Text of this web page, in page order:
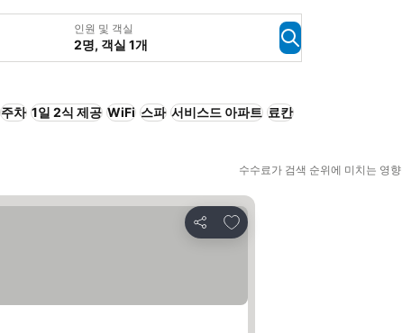
인원 및 객실
2명, 객실 1개
주차 1일 2식 제공 WiFi 스파 서비스드 아파트 료칸
수수료가 검색 순위에 미치는 영향
공유
즐겨찾기에 추가